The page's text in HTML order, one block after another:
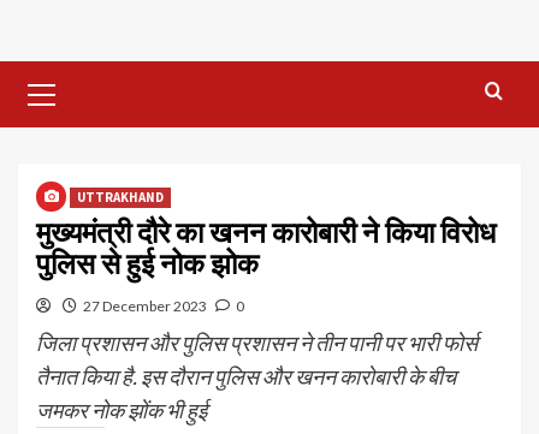
Menu
UTTRAKHAND
मुख्यमंत्री दौरे का खनन कारोबारी ने किया विरोध
पुलिस से हुई नोक झोक
27 December 2023 0
जिला प्रशासन और पुलिस प्रशासन ने तीन पानी पर भारी फोर्स
तैनात किया है. इस दौरान पुलिस और खनन कारोबारी के बीच
जमकर नोक झोंक भी हुई